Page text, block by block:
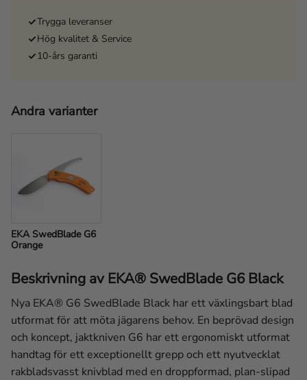
Trygga leveranser
Hög kvalitet & Service
10-års garanti
Andra varianter
EKA SwedBlade G6
Orange
Beskrivning av EKA® SwedBlade G6 Black
Nya EKA® G6 SwedBlade Black har ett växlingsbart blad
utformat för att möta jägarens behov. En beprövad design
och koncept, jaktkniven G6 har ett ergonomiskt utformat
handtag för ett exceptionellt grepp och ett nyutvecklat
rakbladsvasst knivblad med en droppformad, plan-slipad